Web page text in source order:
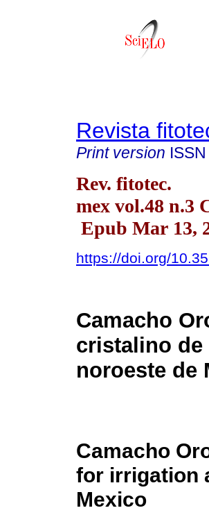
Revista
Print version ISSN
Rev. fitotec.
mex vol.48 n.3
Epub Mar 13,
https://doi.org/
Camacho
cristalino de
noroeste de
Camacho
for irrigation
Mexico